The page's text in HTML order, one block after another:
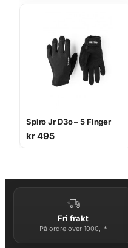
Spiro Jr D3o – 5 Finger
kr495
Fri frakt
På ordre over 1000,-*